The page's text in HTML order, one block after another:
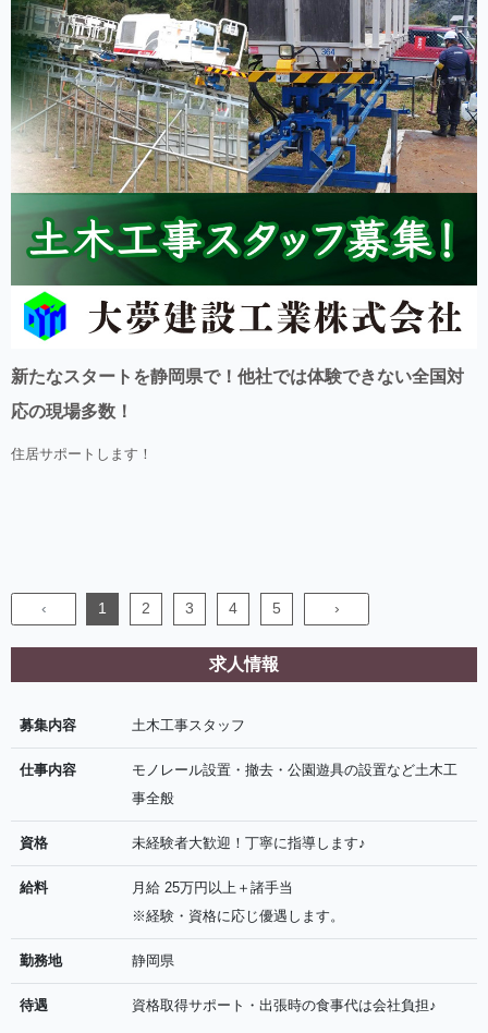
新たなスタートを静岡県で！他社では体験できない全国対
応の現場多数！
住居サポートします！
‹ 1 2 3 4 5 ›
求人情報
募集内容 土木工事スタッフ
仕事内容
モノレール設置・撤去・公園遊具の設置など土木工
事全般
資格 未経験者大歓迎！丁寧に指導します♪
給料
月給 25万円以上＋諸手当
※経験・資格に応じ優遇します。
勤務地 静岡県
待遇 資格取得サポート・出張時の食事代は会社負担♪